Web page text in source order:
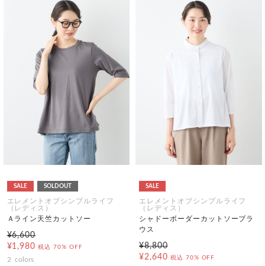
SALE SOLDOUT
エレメントオブシンプルライフ
（レディス）
Ａライン天竺カットソー
¥6,600
¥1,980 税込 70% OFF
2 colors
SALE
エレメントオブシンプルライフ
（レディス）
シャドーボーダーカットソーブラ
ウス
¥8,800
¥2,640 税込 70% OFF